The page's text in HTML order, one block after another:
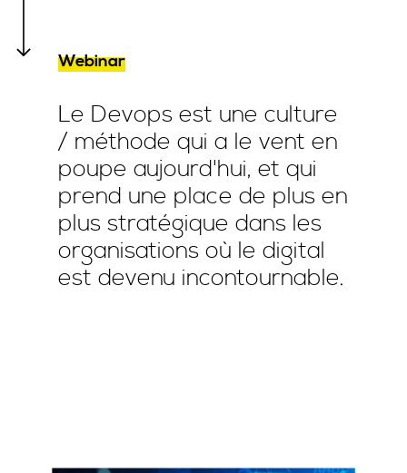
Webinar
Le Devops est une culture
/ méthode qui a le vent en
poupe aujourd'hui, et qui
prend une place de plus en
plus stratégique dans les
organisations où le digital
est devenu incontournable.